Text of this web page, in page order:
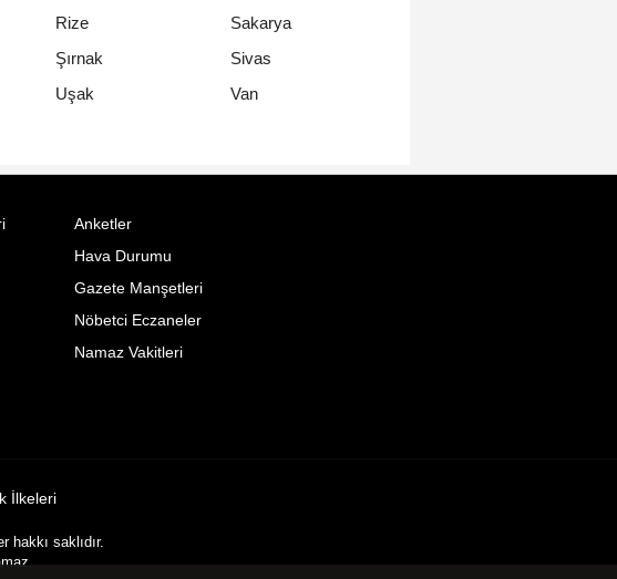
Rize
Sakarya
Şırnak
Sivas
Uşak
Van
Anketler
Hava Durumu
Gazete Manşetleri
Nöbetci Eczaneler
Namaz Vakitleri
İlkeleri
saklıdır.